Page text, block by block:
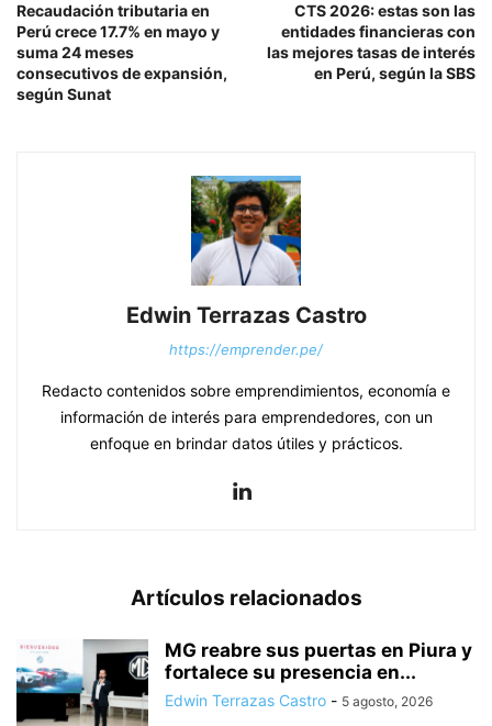
Recaudación tributaria en
Perú crece 17.7% en mayo y
suma 24 meses
consecutivos de expansión,
según Sunat
CTS 2026: estas son las
entidades financieras con
las mejores tasas de interés
en Perú, según la SBS
Edwin Terrazas Castro
https://emprender.pe/
Redacto contenidos sobre emprendimientos, economía e
información de interés para emprendedores, con un
enfoque en brindar datos útiles y prácticos.
Artículos relacionados
MG reabre sus puertas en Piura y
fortalece su presencia en...
Edwin Terrazas Castro - 5 agosto, 2026